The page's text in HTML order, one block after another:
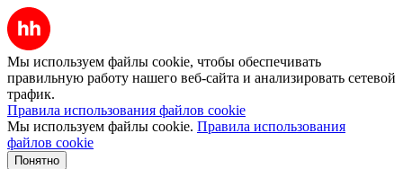
Мы используем файлы cookie, чтобы обеспечивать
правильную работу нашего веб-сайта и анализировать сетевой
трафик.
Правила использования файлов cookie
Мы используем файлы cookie. Правила использования
файлов cookie
Понятно